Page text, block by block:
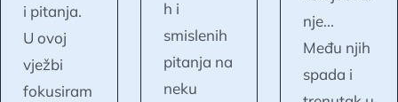
i pitanja.
U ovoj
vježbi
fokusiram
h i
smislenih
pitanja na
neku
nje...
Među njih
spada i